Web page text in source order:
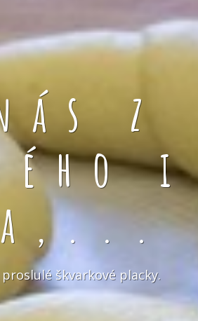
z
i
škvarkové placky.